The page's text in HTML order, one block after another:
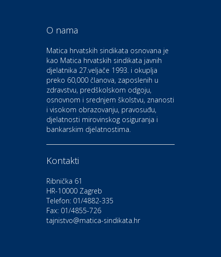
Odmor
Bistrica
Auto-moto i tehnika
CIAK Auto d.o.o.
Kultura i edukacija
Kazalište Gavella
Moda i ljepota
Gastro
Hotel Bunčić Vrbovec
O nama
Matica hrvatskih sindikata osnovana je
kao Matica hrvatskih sindikata javnih
djelatnika 27.veljače 1993. i okuplja
preko 60,000 članova, zaposlenih u
zdravstvu, predškolskom odgoju,
osnovnom i srednjem školstvu, znanosti
i visokom obrazovanju, pravosuđu,
djelatnosti mirovinskog osiguranja i
bankarskim djelatnostima.
Kontakti
Ribnička 61
HR-10000 Zagreb
Telefon: 01/4882-335
Fax: 01/4855-726
tajnistvo@matica-sindikata.hr